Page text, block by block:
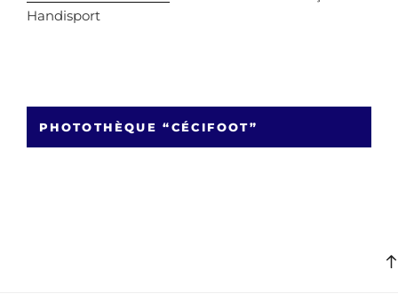
Handisport
PHOTOTHÈQUE “CÉCIFOOT”